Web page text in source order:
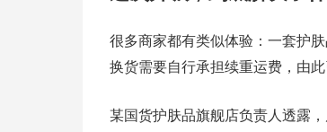
很多商家都有类似体验：一套护
换货需要自行承担续重运费，由
某国货护肤品旗舰店负责人透露